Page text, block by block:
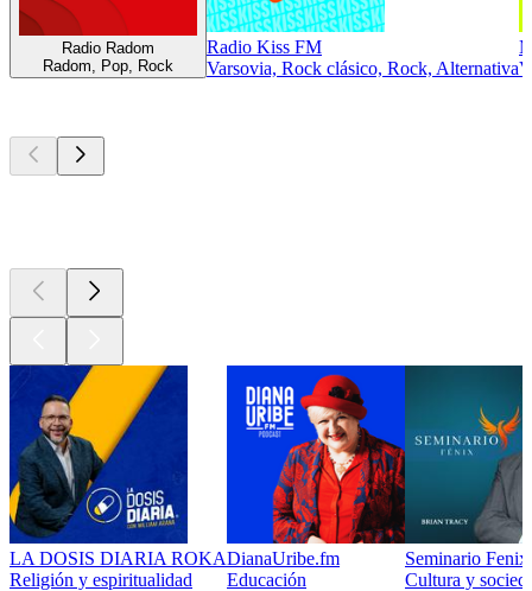
Radio Radom
Radom, Pop, Rock
Radio Kiss FM
Varsovia, Rock clásico, Rock, Alternativa
LA DOSIS DIARIA ROKA
Religión y espiritualidad
DianaUribe.fm
Educación
Seminario
Cultura y